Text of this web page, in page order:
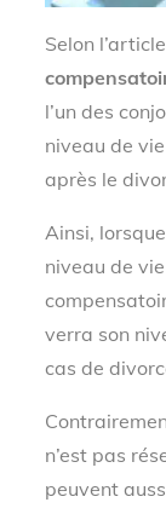
Selon
l’un des
niveau de
après le
Ainsi,
niveau de
verra son
cas de
n’est pas
peuvent